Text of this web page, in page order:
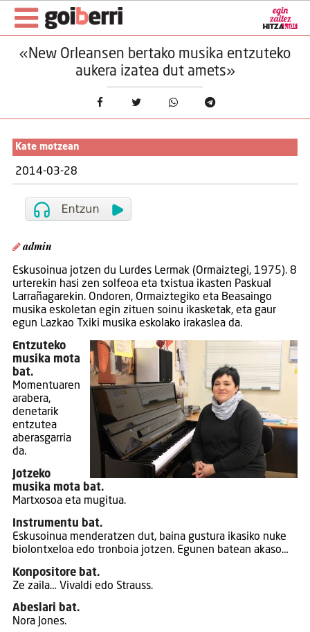
«New Orleansen bertako musika entzuteko
aukera izatea dut amets»
Kate motzean
2014-03-28
admin
Eskusoinua jotzen du Lurdes Lermak (Ormaiztegi, 1975). 8
urterekin hasi zen solfeoa eta txistua ikasten Paskual
Larrañagarekin. Ondoren, Ormaiztegiko eta Beasaingo
musika eskoletan egin zituen soinu ikasketak, eta gaur
egun Lazkao Txiki musika eskolako irakaslea da.
Entzuteko
musika mota
bat.
Momentuaren
arabera,
denetarik
entzutea
aberasgarria
da.
Jotzeko
musika mota bat.
Martxosoa eta mugitua.
Instrumentu bat.
Eskusoinua menderatzen dut, baina gustura ikasiko nuke
biolontxeloa edo tronboia jotzen. Egunen batean akaso…
Konpositore bat.
Ze zaila… Vivaldi edo Strauss.
Abeslari bat.
Nora Jones.